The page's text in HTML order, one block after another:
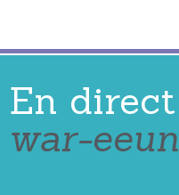
En direct
war-eeun